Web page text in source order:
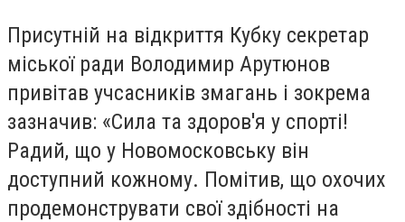
Присутній на відкриття Кубку секретар
міської ради Володимир Арутюнов
привітав учсасників змагань і зокрема
зазначив: «Сила та здоров'я у спорті!
Радий, що у Новомосковську він
доступний кожному. Помітив, що охочих
продемонструвати свої здібності на